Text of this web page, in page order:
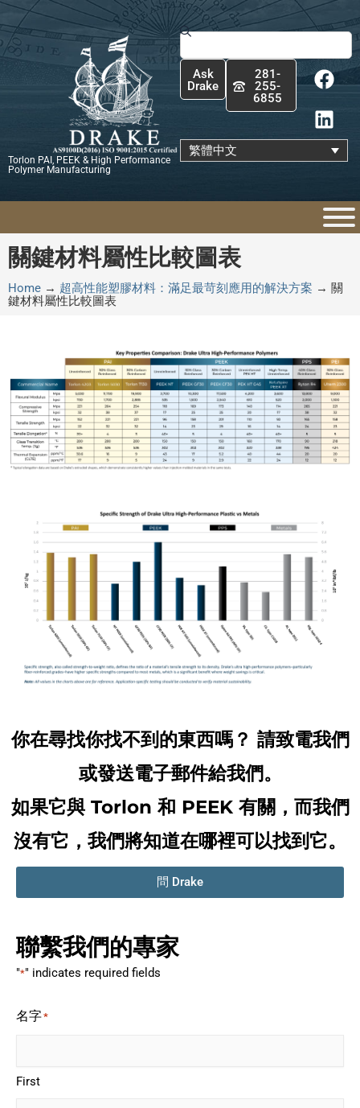
跳
至
主
Torlon PAI, PEEK & High Performance
Polymer Manufacturing
搜
尋
Ask
Drake
281-
255-
6855
F
a
c
e
b
o
k
L
i
n
k
e
d
n
繁體中文
關鍵材料屬性比較圖表
Home → 超高性能塑膠材料：滿足最苛刻應用的解決方案 → 關
鍵材料屬性比較圖表
你在尋找你找不到的東西嗎？ 請致電我們
或發送電子郵件給我們。
如果它與 Torlon 和 PEEK 有關，而我們
沒有它，我們將知道在哪裡可以找到它。
問 Drake
聯繫我們的專家
"*" indicates required fields
名字*
First